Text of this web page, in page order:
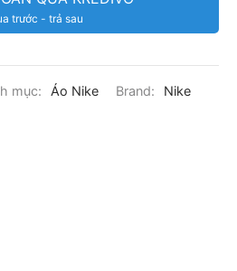
trước - trả sau
mục: Áo Nike Brand: Nike